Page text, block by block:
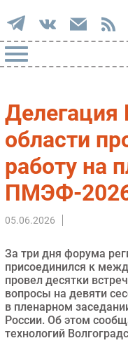
Автоматизация
Интернет
Мобильная связь
Фиксированная
Интеграция
Маркетинг
Торговые сети
Оборудование
ПО
Outsourcing
Делегация
области
работу на
ПМЭФ-
05.06.2026
За три дня форума
присоединился к
провел десятки
вопросы на девяти
в пленарном
России. Об этом
технологий